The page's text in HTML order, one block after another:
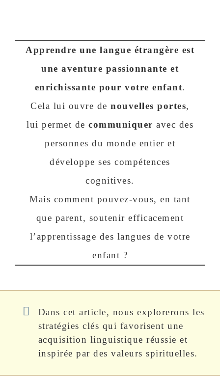
Apprendre une langue étrangère est
une aventure passionnante et
enrichissante pour votre enfant.
Cela lui ouvre denouvelles portes,
lui permet de communiquer avec des
personnes du monde entier et
développe ses compétences
cognitives.
Mais comment pouvez-vous, en tant
que parent, soutenir efficacement
l’apprentissage des langues de votre
enfant ?
Dans cet article, nous explorerons les
stratégies clés qui favorisent une
acquisition linguistique réussie et
inspirée par des valeurs spirituelles.